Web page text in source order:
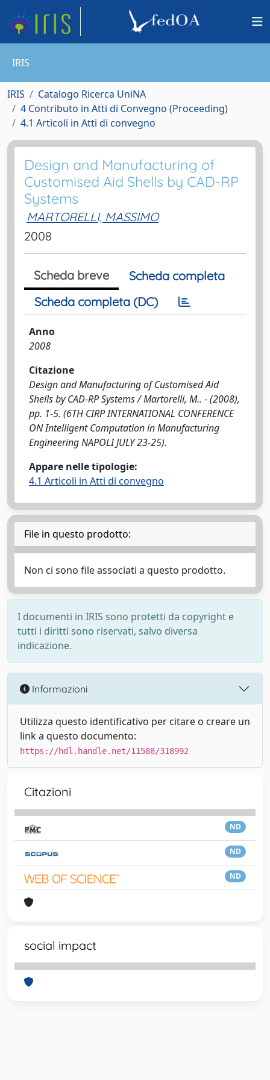
IRIS
IRIS
Catalogo Ricerca UniNA
4 Contributo in Atti di Convegno (Proceeding)
4.1 Articoli in Atti di convegno
Design and Manufacturing of
Customised Aid Shells by CAD-RP
Systems
MARTORELLI, MASSIMO
2008
Scheda breve
Scheda completa
Scheda completa (DC)
Anno
2008
Citazione
Design and Manufacturing of Customised Aid
Shells by CAD-RP Systems / Martorelli, M.. - (2008),
pp. 1-5. (6TH CIRP INTERNATIONAL CONFERENCE
ON Intelligent Computation in Manufacturing
Engineering NAPOLI JULY 23-25).
Appare nelle tipologie:
4.1 Articoli in Atti di convegno
File in questo prodotto:
Non ci sono file associati a questo prodotto.
I documenti in IRIS sono protetti da copyright e
tutti i diritti sono riservati, salvo diversa
indicazione.
Informazioni
Utilizza questo identificativo per citare o creare un
link a questo documento:
https://hdl.handle.net/11588/318992
Citazioni
ND
ND
ND
social impact